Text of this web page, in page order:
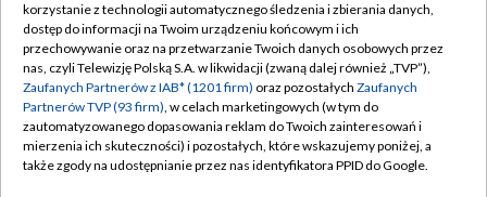
TVP
Abonament TVP
Emisja w TVP
Centrum informacji TVP
Naziemna Telewizja Cyfrowa
Regulamin TVP
Polityka prywatności
Moje zgody
Pomoc
korzystanie z technologii automatycznego śledzenia i zbierania danych,
dostęp do informacji na Twoim urządzeniu końcowym i ich
przechowywanie oraz na przetwarzanie Twoich danych osobowych przez
nas, czyli Telewizję Polską S.A. w likwidacji (zwaną dalej również „TVP”),
Zaufanych Partnerów z IAB* (1201 firm) oraz pozostałych Zaufanych
Partnerów TVP (93 firm), w celach marketingowych (w tym do
zautomatyzowanego dopasowania reklam do Twoich zainteresowań i
mierzenia ich skuteczności) i pozostałych, które wskazujemy poniżej, a
także zgody na udostępnianie przez nas identyfikatora PPID do Google.